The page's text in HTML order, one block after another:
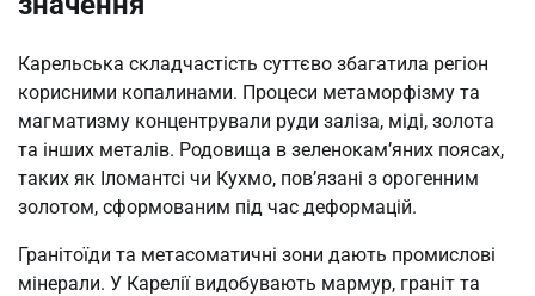
Карельська складчастість суттєво збагатила регіон
корисними копалинами. Процеси метаморфізму та
магматизму концентрували руди заліза, міді, золота
та інших металів. Родовища в зеленокам’яних поясах,
таких як Іломантсі чи Кухмо, пов’язані з орогенним
золотом, сформованим під час деформацій.
Гранітоїди та метасоматичні зони дають промислові
мінерали. У Карелії видобувають мармур, граніт та